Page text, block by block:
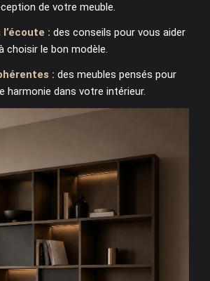
de votre meuble.
: des conseils pour vous aider
choisir le bon modèle.
: des meubles pensés pour
harmonie dans votre intérieur.